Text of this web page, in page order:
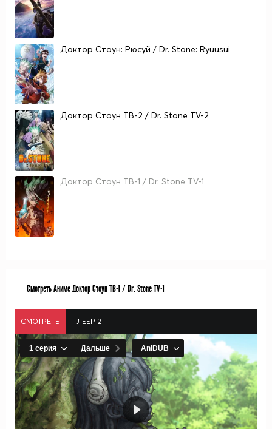
Доктор Стоун: Рюсуй / Dr. Stone: Ryuusui
Доктор Стоун ТВ-2 / Dr. Stone TV-2
Доктор Стоун ТВ-1 / Dr. Stone TV-1
Смотреть Аниме Доктор Стоун ТВ-1 / Dr. Stone TV-1
СМОТРЕТЬ ПЛЕЕР 2